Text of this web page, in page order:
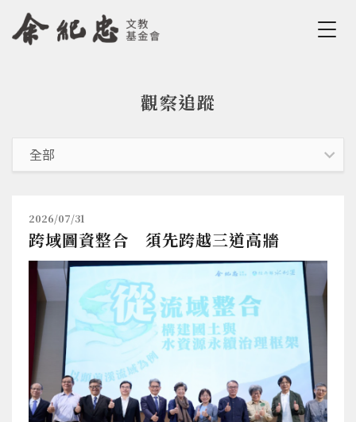
Jump to Navigation
Jump to Main content
觀察追蹤
2026/07/31
跨域圖資整合 須先跨越三道高牆